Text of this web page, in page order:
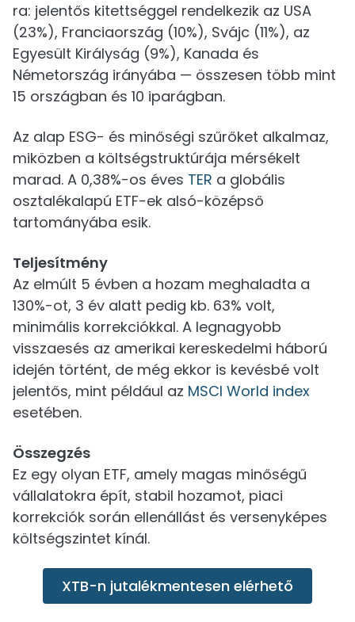
ra: jelentős kitettséggel rendelkezik az USA
(23%), Franciaország (10%), Svájc (11%), az
Egyesült Királyság (9%), Kanada és
Németország irányába — összesen több mint
15 országban és 10 iparágban.
Az alap ESG- és minőségi szűrőket alkalmaz,
miközben a költségstruktúrája mérsékelt
marad. A 0,38%-os éves TER a globális
osztalékalapú ETF-ek alsó-középső
tartományába esik.
Teljesítmény
Az elmúlt 5 évben a hozam meghaladta a
130%-ot, 3 év alatt pedig kb. 63% volt,
minimális korrekciókkal. A legnagyobb
visszaesés az amerikai kereskedelmi háború
idején történt, de még ekkor is kevésbé volt
jelentős, mint például az MSCI World index
esetében.
Összegzés
Ez egy olyan ETF, amely magas minőségű
vállalatokra épít, stabil hozamot, piaci
korrekciók során ellenállást és versenyképes
költségszintet kínál.
XTB-n jutalékmentesen elérhető